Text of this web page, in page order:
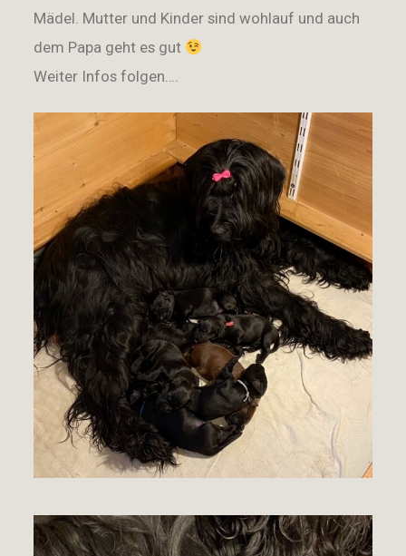
Mädel. Mutter und Kinder sind wohlauf und auch
dem Papa geht es gut
Weiter Infos folgen….